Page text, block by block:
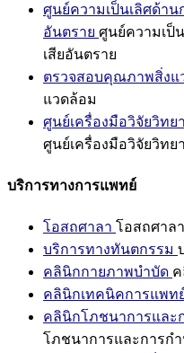
ศูนย์ความเป็นเลิศด้าน
อันตราย ศูนย์ความเป็
เสียอันตราย
ตรวจสอบคุณภาพสิ่งแ
แวดล้อม
ศูนย์เครื่องมือวิจัยวิทย
ศูนย์เครื่องมือวิจัยวิทย
บริการทางการแพทย์
โอสถศาลา โอสถศาลา
บริการทางทันตกรรม
คลินิกกายภาพบำบัด
คลินิกเทคนิคการแพท
คลินิกโภชนาการและ
โภชนาการและการก